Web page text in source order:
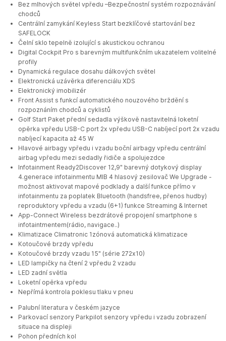
Bez mlhových světel vpředu –Bezpečnostní systém rozpoznávání
chodců
Centrální zamykání Keyless Start bezklíčové startování bez
SAFELOCK
Čelní sklo tepelně izolující s akustickou ochranou
Digital Cockpit Pro s barevným multifunkčním ukazatelem volitelné
profily
Dynamická regulace dosahu dálkových světel
Elektronická uzávěrka diferenciálu XDS
Elektronický imobilizér
Front Assist s funkcí automatického nouzového brždění s
rozpoznáním chodců a cyklistů
Golf Start Paket přední sedadla výškově nastavitelná loketní
opěrka vpředu USB-C port 2x vpředu USB-C nabíjecí port 2x vzadu
nabíjecí kapacita až 45 W
Hlavové airbagy vpředu i vzadu boční airbagy vpředu centrální
airbag vpředu mezi sedadly řidiče a spolujezdce
Infotainment Ready2Discover 12,9" barevný dotykový display
4.generace infotainmentu MIB 4 hlasový zesilovač We Upgrade -
možnost aktivovat mapové podklady a další funkce přímo v
infotainmentu za poplatek Bluetooth (handsfree, přenos hudby)
reproduktory vpředu a vzadu (6+1) funkce Streaming & Internet
App-Connect Wireless bezdrátové propojení smartphone s
infotaintmentem(rádio, navigace..)
Klimatizace Climatronic 1zónová automatická klimatizace
Kotoučové brzdy vpředu
Kotoučové brzdy vzadu 15" (série 272x10)
LED lampičky na čtení 2 vpředu 2 vzadu
LED zadní světla
Loketní opěrka vpředu
Nepřímá kontrola poklesu tlaku v pneu
Palubní literatura v českém jazyce
Parkovací senzory Parkpilot senzory vpředu i vzadu zobrazení
situace na displeji
Pohon předních kol